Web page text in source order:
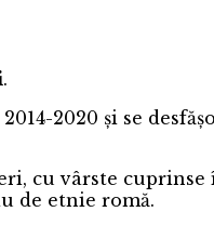
.
2020 și se
cu vârste cuprinse
de etnie romă.